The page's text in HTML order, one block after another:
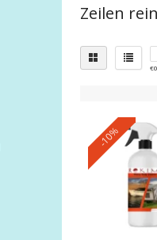
Zeilen
€0
-10%